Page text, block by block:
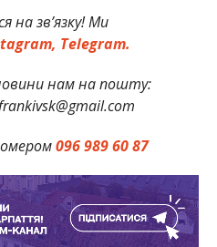
на зв’язку! Ми
Telegram.
нам на пошту:
096 989 60 87